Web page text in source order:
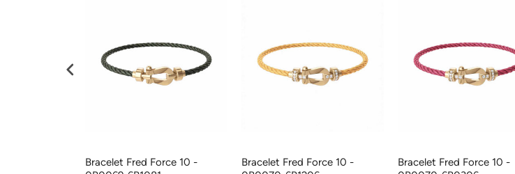
Bracelet Fred Force 10 -
Bracelet Fred Force 10 -
Bracelet Fred Force 10 -